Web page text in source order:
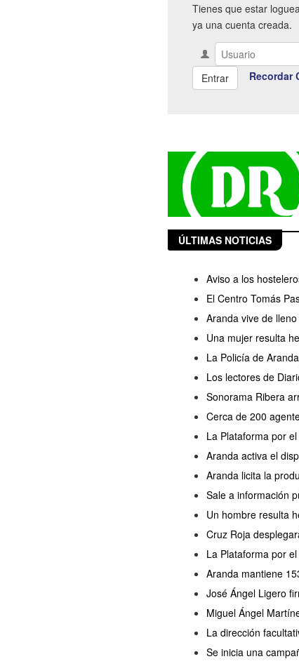
Tienes que estar
ya una cuenta creada.
Recordar
ÚLTIMAS NOTICIAS
Aviso a los
El Centro Tomás
Aranda vive de
Una mujer resulta
La Policía de
Los lectores de
Sonorama Ribera
Cerca de 200
La Plataforma por
Aranda activa el
Aranda licita la
Sale a información
Un hombre resulta
Cruz Roja
La Plataforma por
Aranda mantiene
José Ángel Ligero
Miguel Ángel
La dirección
Se inicia una